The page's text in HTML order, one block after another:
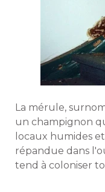
La mérule,
un champignon
locaux humides
répandue dans
tend à coloniser